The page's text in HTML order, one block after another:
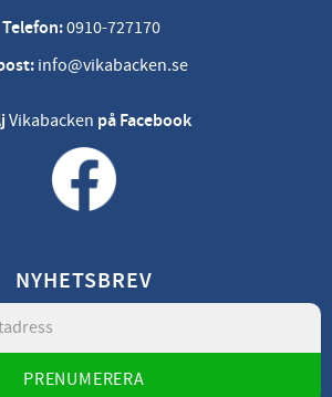
Telefon:0910-727170
info@vikabacken.se
Vikabacken på Facebook
NYHETSBREV
PRENUMERERA